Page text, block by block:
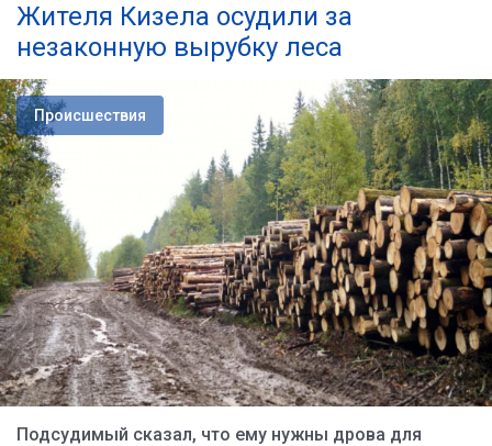
Жителя Кизела осудили за
незаконную вырубку леса
Происшествия
Подсудимый сказал, что ему нужны дрова для